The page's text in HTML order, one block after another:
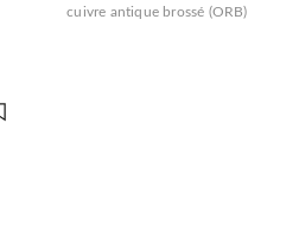
cuivre antique brossé (ORB)